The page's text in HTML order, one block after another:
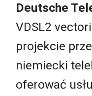
Deutsche
VDSL2
projekcie
niemiecki
oferować